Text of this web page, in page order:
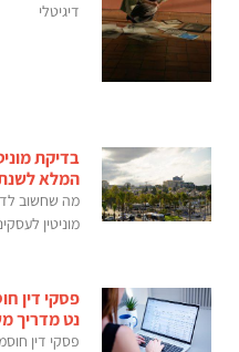
דיגיטלי
בדיקת
המלא לשנת
מה שחשוב
מוניטין
פסקי דין
נט מדריך
פסקי דין